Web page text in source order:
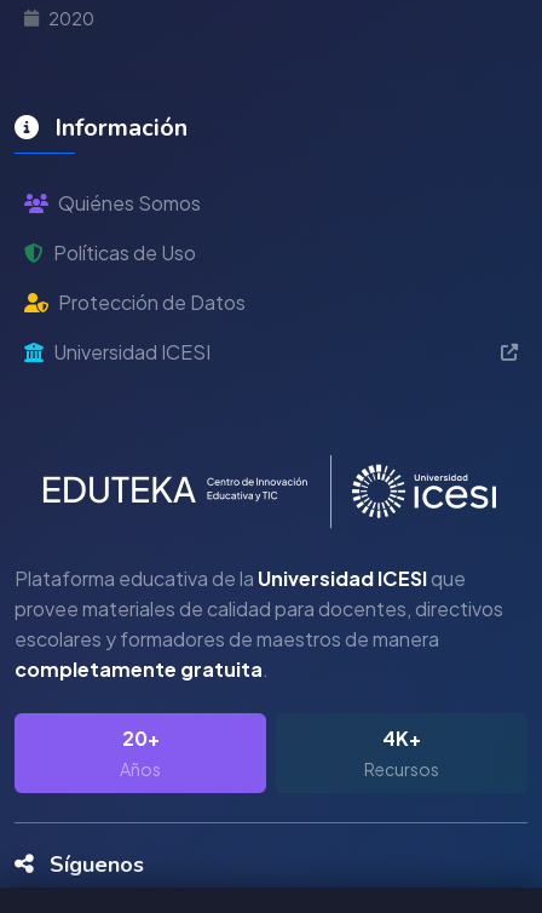
2020
Información
Quiénes Somos
Políticas de Uso
Protección de Datos
Universidad ICESI
Plataforma educativa de la Universidad ICESIque
provee materiales de calidad para docentes, directivos
escolares y formadores de maestros de manera
completamente gratuita.
20+
Años
4K+
Recursos
Síguenos